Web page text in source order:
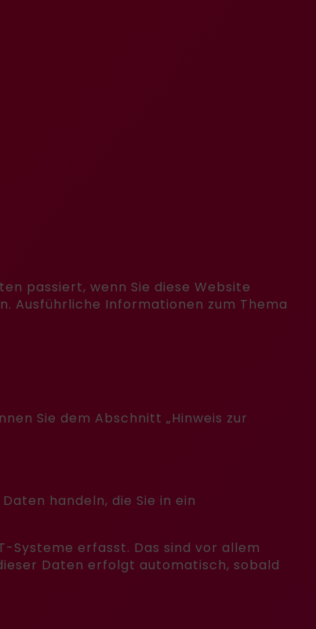
passiert, wenn Sie diese Website
Ausführliche Informationen zum Thema
Sie dem Abschnitt „Hinweis zur
handeln, die Sie in ein
Systeme erfasst. Das sind vor allem
Daten erfolgt automatisch, sobald